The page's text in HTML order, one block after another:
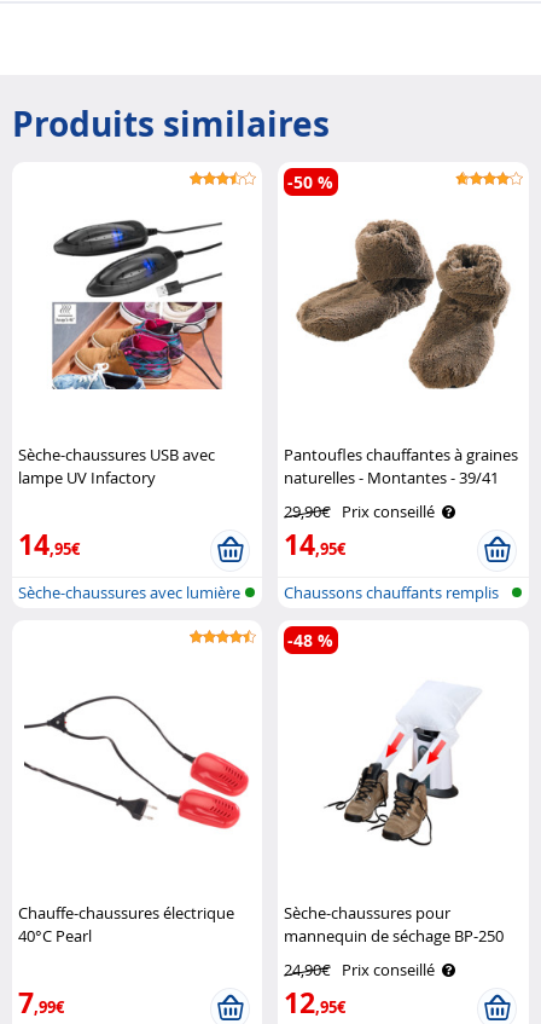
Produits similaires
Sèche-chaussures USB avec
lampe UV Infactory
14,95€
Sèche-chaussures avec lumière
Pantoufles chauffantes à graines
naturelles - Montantes - 39/41
29,90€ Prix conseillé
14,95€
-50 %
Chaussons chauffants remplis
de gra..
Chauffe-chaussures électrique
40°C Pearl
7,99€
Sèche-chaussures pour
mannequin de séchage BP-250
Sichler Haushaltsgeräte
24,90€ Prix conseillé
12,95€
-48 %